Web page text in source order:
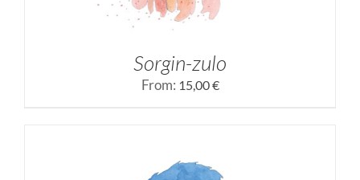
Sorgin-zulo
From: 15,00€